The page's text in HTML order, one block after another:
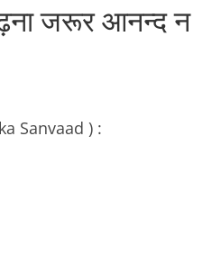
जरूर आनन्द न
ka Sanvaad ) :